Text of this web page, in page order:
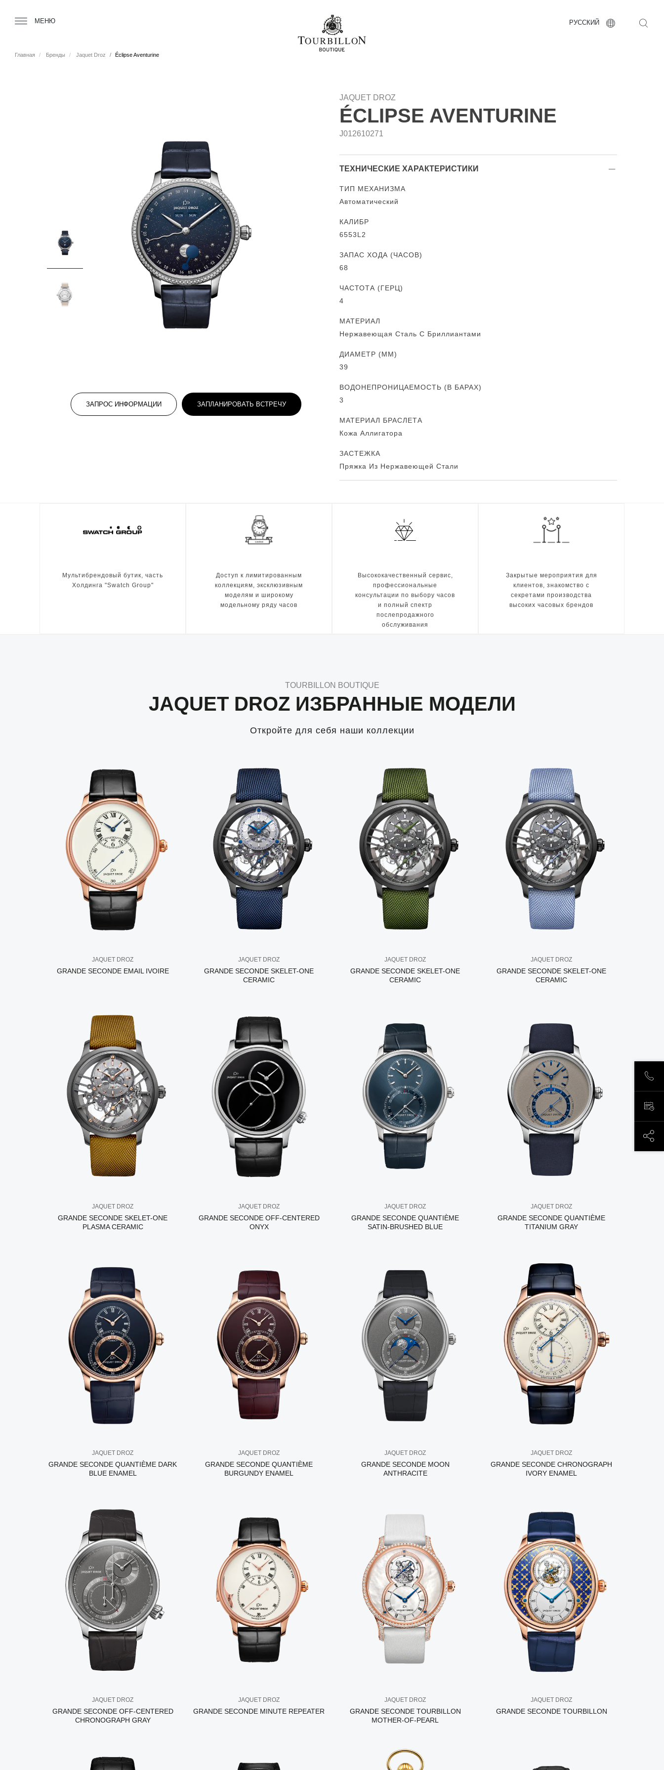
МЕНЮ РУССКИЙ
Главная Бренды Jaquet Droz Éclipse Aventurine
ЗАПРОС ИНФОРМАЦИИ ЗАПЛАНИРОВАТЬ ВСТРЕЧУ
JAQUET DROZ
ÉCLIPSE AVENTURINE
J012610271
ТЕХНИЧЕСКИЕ ХАРАКТЕРИСТИКИ
ТИП МЕХАНИЗМА
Автоматический
КАЛИБР
6553L2
ЗАПАС ХОДА (ЧАСОВ)
68
ЧАСТОТА (ГЕРЦ)
4
МАТЕРИАЛ
Нержавеющая Сталь С Бриллиантами
ДИАМЕТР (MM)
39
ВОДОНЕПРОНИЦАЕМОСТЬ (В БАРАХ)
3
МАТЕРИАЛ БРАСЛЕТА
Кожа Аллигатора
ЗАСТЕЖКА
Пряжка Из Нержавеющей Стали
Мультибрендовый бутик, часть
Холдинга "Swatch Group"
Доступ к лимитированным
коллекциям, эксклюзивным
моделям и широкому
модельному ряду часов
Высококачественный сервис,
профессиональные
консультации по выбору часов
и полный спектр
послепродажного
обслуживания
Закрытые мероприятия для
клиентов, знакомство с
секретами производства
высоких часовых брендов
TOURBILLON BOUTIQUE
JAQUET DROZ ИЗБРАННЫЕ МОДЕЛИ
Откройте для себя наши коллекции
JAQUET DROZ
GRANDE SECONDE EMAIL IVOIRE
JAQUET DROZ
GRANDE SECONDE SKELET-ONE
CERAMIC
JAQUET DROZ
GRANDE SECONDE SKELET-ONE
CERAMIC
JAQUET DROZ
GRANDE SECONDE SKELET-ONE
CERAMIC
JAQUET DROZ
GRANDE SECONDE SKELET-ONE
PLASMA CERAMIC
JAQUET DROZ
GRANDE SECONDE OFF-CENTERED
ONYX
JAQUET DROZ
GRANDE SECONDE QUANTIÈME
SATIN-BRUSHED BLUE
JAQUET DROZ
GRANDE SECONDE QUANTIÈME
TITANIUM GRAY
JAQUET DROZ
GRANDE SECONDE QUANTIÈME DARK
BLUE ENAMEL
JAQUET DROZ
GRANDE SECONDE QUANTIÈME
BURGUNDY ENAMEL
JAQUET DROZ
GRANDE SECONDE MOON
ANTHRACITE
JAQUET DROZ
GRANDE SECONDE CHRONOGRAPH
IVORY ENAMEL
JAQUET DROZ
GRANDE SECONDE OFF-CENTERED
CHRONOGRAPH GRAY
JAQUET DROZ
GRANDE SECONDE MINUTE REPEATER
JAQUET DROZ
GRANDE SECONDE TOURBILLON
MOTHER-OF-PEARL
JAQUET DROZ
GRANDE SECONDE TOURBILLON